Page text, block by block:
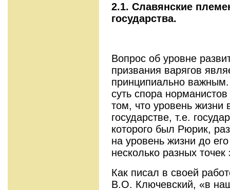
2.1. Славянские
государства.
Вопрос об уровне
призвания варягов
принципиально
суть спора
том, что уровень жизни
государстве, т.е.
которого был Рюрик,
на уровень жизни до
несколько разных точек
Как писал в своей
В.О. Ключевский, «в